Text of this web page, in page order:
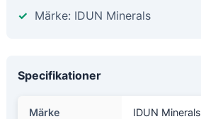
Märke: IDUN Minerals
Specifikationer
Märke IDUN Minerals